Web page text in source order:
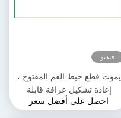
فيديو
يموت قطع خيط الفم المفتوح ،
إعادة تشكيل عرافة قابلة
للتعديل للقطع
احصل على أفضل سعر